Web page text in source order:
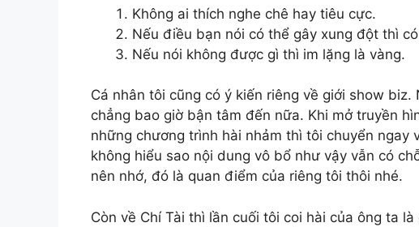
Không ai thích nghe chê hay tiêu cực.
Nếu điều bạn nói có thể gây xung đột thì
Nếu nói không được gì thì im lặng là vàng.
Cá nhân tôi cũng có ý kiến riêng về giới show
chẳng bao giờ bận tâm đến nữa. Khi mở truyền
những chương trình hài nhảm thì tôi chuyển ngay
không hiểu sao nội dung vô bổ như vậy vẫn có
nên nhớ, đó là quan điểm của riêng tôi thôi nhé.
Còn về Chí Tài thì lần cuối tôi coi hài của ông ta